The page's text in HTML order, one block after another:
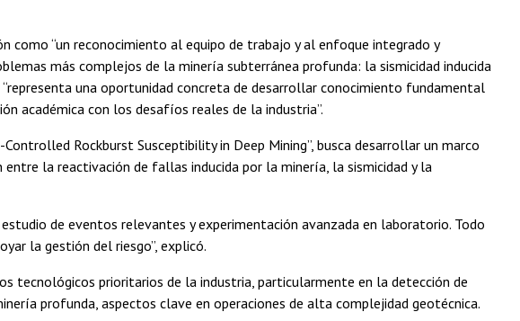
como “un reconocimiento al equipo de trabajo y al enfoque integrado y
más complejos de la minería subterránea profunda: la sismicidad inducida
una oportunidad concreta de desarrollar conocimiento fundamental
académica con los desafíos reales de la industria”.
Rockburst Susceptibility in Deep Mining”, busca desarrollar un marco
la reactivación de fallas inducida por la minería, la sismicidad y la
de eventos relevantes y experimentación avanzada en laboratorio. Todo
la gestión del riesgo”, explicó.
tecnológicos prioritarios de la industria, particularmente en la detección de
profunda, aspectos clave en operaciones de alta complejidad geotécnica.